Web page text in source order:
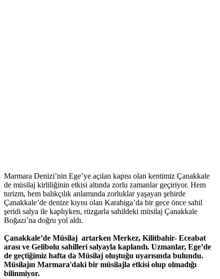
Marmara Denizi’nin Ege’ye açılan kapısı olan kentimiz Çanakkale
de müsilaj kirliliğinin etkisi altında zorlu zamanlar geçiriyor. Hem
turizm, hem balıkçılık anlamında zorluklar yaşayan şehirde
Çanakkale’de denize kıyısı olan Karabiga’da bir gece önce sahil
şeridi salya ile kaplıyken, rüzgarla sahildeki müsilaj Çanakkale
Boğazı’na doğru yol aldı.
Çanakkale’de Müsilaj artarken Merkez, Kilitbahir- Eceabat
arası ve Gelibolu sahilleri salyayla kaplandı. Uzmanlar, Ege’de
de geçtiğimiz hafta da Müsilaj oluştuğu uyarısında bulundu.
Müsilajın Marmara'daki bir müsilajla etkisi olup olmadığı
bilinmiyor.